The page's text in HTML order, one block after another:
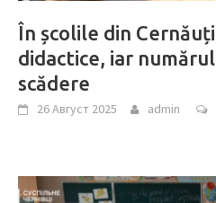
În școlile din
didactice, iar
scădere
26 Август 2025 admin